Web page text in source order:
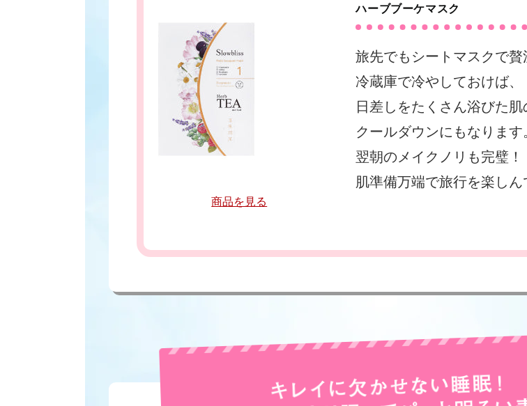
商品を見る
ハーブブーケマスク
旅先でもシートマスクで贅
冷蔵庫で冷やしておけば、
日差しをたくさん浴びた肌
クールダウンにもなります
翌朝のメイクノリも完璧！
肌準備万端で旅行を楽しん